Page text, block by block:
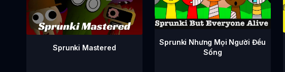
Sprunki Mastered
Sprunki Nhưng Mọi Người Đều
Sống